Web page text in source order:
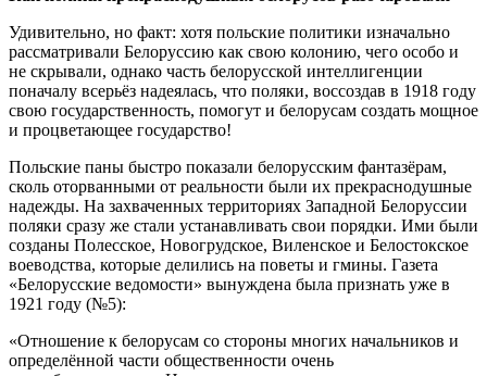
Удивительно, но факт: хотя польские политики изначально
рассматривали Белоруссию как свою колонию, чего особо и
не скрывали, однако часть белорусской интеллигенции
поначалу всерьёз надеялась, что поляки, воссоздав в 1918 году
свою государственность, помогут и белорусам создать мощное
и процветающее государство!
Польские паны быстро показали белорусским фантазёрам,
сколь оторванными от реальности были их прекраснодушные
надежды. На захваченных территориях Западной Белоруссии
поляки сразу же стали устанавливать свои порядки. Ими были
созданы Полесское, Новогрудское, Виленское и Белостокское
воеводства, которые делились на поветы и гмины. Газета
«Белорусские ведомости» вынуждена была признать уже в
1921 году (№5):
«Отношение к белорусам со стороны многих начальников и
определённой части общественности очень